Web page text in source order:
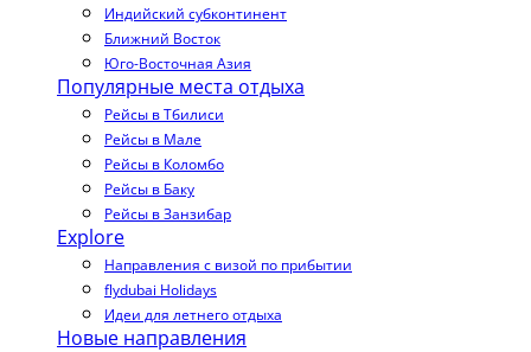
Индийский субконтинент
Ближний Восток
Юго-Восточная Азия
Популярные места отдыха
Рейсы в Тбилиси
Рейсы в Мале
Рейсы в Коломбо
Рейсы в Баку
Рейсы в Занзибар
Explore
Направления с визой по прибытии
flydubai Holidays
Идеи для летнего отдыха
Новые направления